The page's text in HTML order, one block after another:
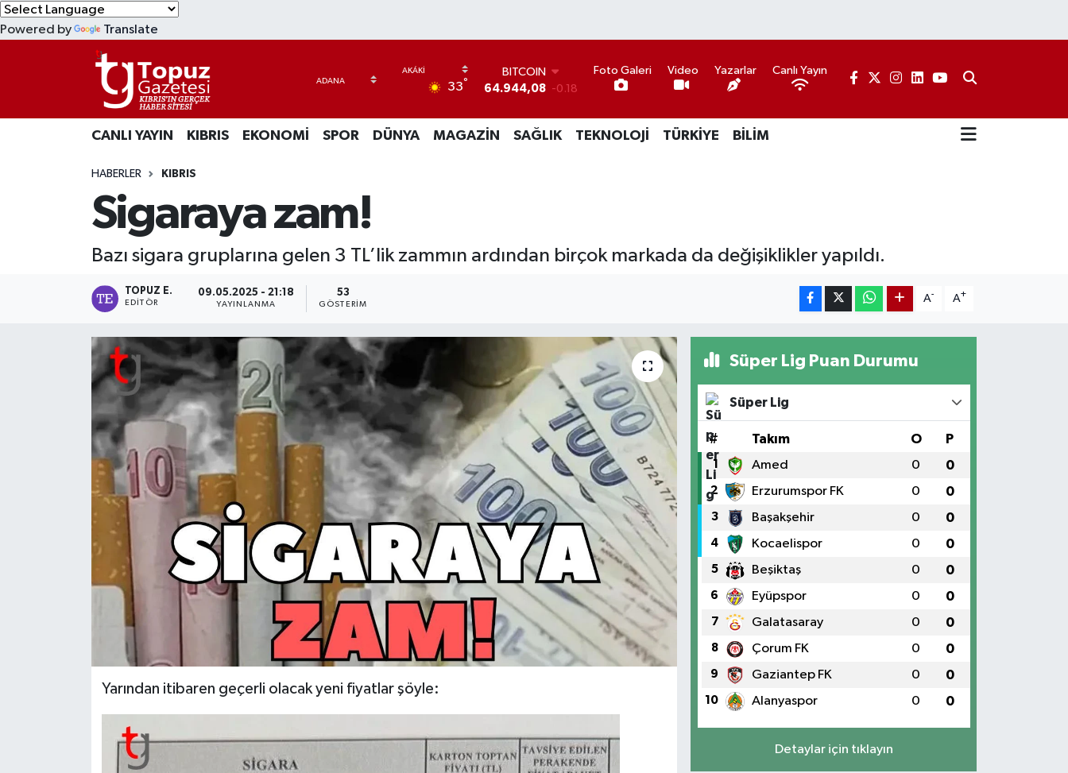
Powered by Translate
33°
64.944,08
DOLAR
EURO
13.779
-14
Foto Galeri Video Yazarlar Canlı Yayın
CANLI YAYIN KIBRIS EKONOMİ SPOR DÜNYA MAGAZİN SAĞLIK TEKNOLOJİ TÜRKİYE BİLİM
HABERLER KIBRIS
Sigaraya zam!
Bazı sigara gruplarına gelen 3 TL’lik zammın ardından birçok markada da değişiklikler yapıldı.
TOPUZ E.
EDITÖR
09.05.2025 - 21:18
YAYINLANMA
53
GÖSTERIM
A- A+
Yarından itibaren geçerli olacak yeni fiyatlar şöyle:
Süper Lig Puan Durumu
Süper Lig
# Takım O P
1 Amed 0 0
2 Erzurumspor FK 0 0
3 Başakşehir 0 0
4 Kocaelispor 0 0
5 Beşiktaş 0 0
6 Eyüpspor 0 0
7 Galatasaray 0 0
8 Çorum FK 0 0
9 Gaziantep FK 0 0
10 Alanyaspor 0 0
Detaylar için tıklayın
EKONOMİ
MAGAZİN
SAĞLIK
TEKNOLOJİ
TÜRKİYE
Lefkoşa Nöbetçi Eczaneler
Lefkoşa Hava Durumu
Lefkoşa Trafik Yoğunluk Haritası
Süper Lig Puan Durumu ve Fikstür
Tüm Manşetler
Son Dakika Haberleri
Haber Arşivi